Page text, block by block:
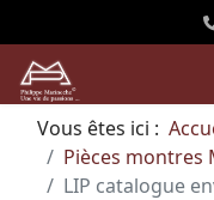
Vous êtes ici :
Pièces montres
LIP catalogue